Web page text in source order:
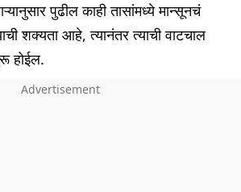
पुढील काही तासांमध्ये मान्सूनचं
शक्यता आहे, त्यानंतर त्याची वाटचाल
होईल.